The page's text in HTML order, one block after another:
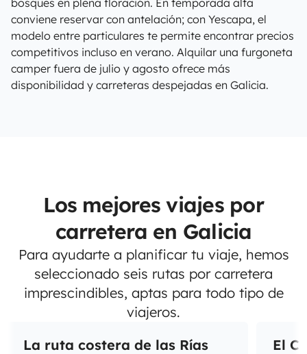
bosques en plena floración. En temporada alta
conviene reservar con antelación; con Yescapa, el
modelo entre particulares te permite encontrar precios
competitivos incluso en verano. Alquilar una furgoneta
camper fuera de julio y agosto ofrece más
disponibilidad y carreteras despejadas en Galicia.
Los mejores viajes por
carretera en Galicia
Para ayudarte a planificar tu viaje, hemos
seleccionado seis rutas por carretera
imprescindibles, aptas para todo tipo de
viajeros.
La ruta costera de las Rías
El